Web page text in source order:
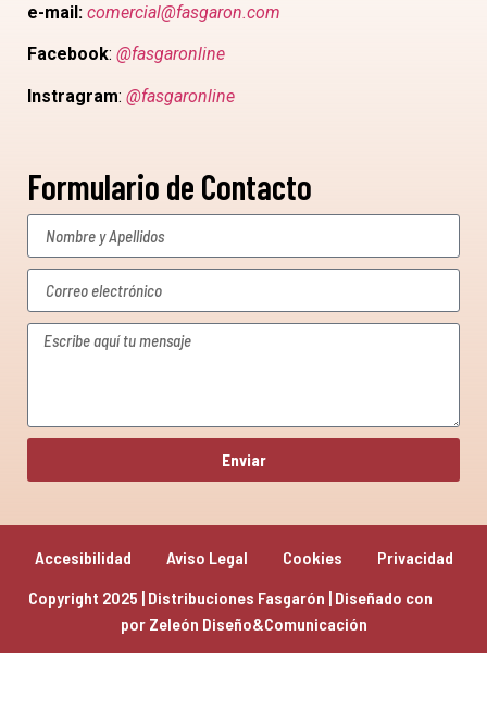
e-mail: comercial@fasgaron.com
Facebook: @fasgaronline
Instragram: @fasgaronline
Enviar
Formulario de Contacto
Copyright 2025 | Distribuciones Fasgarón | Diseñado con
por Zeleón Diseño&Comunicación
Accesibilidad Aviso Legal Cookies Privacidad